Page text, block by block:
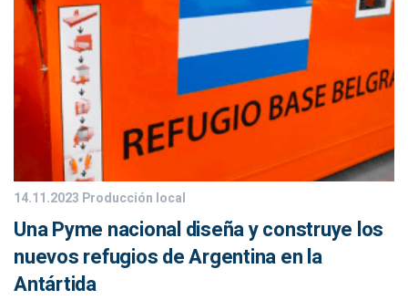
14.11.2023 Producción local
Una Pyme nacional diseña y construye los
nuevos refugios de Argentina en la
Antártida